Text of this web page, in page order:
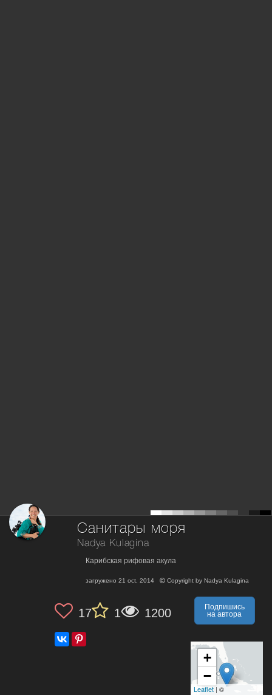
Санитары моря
Nadya Kulagina
Карибская рифовая акула
загружено 21 oct, 2014 Copyright by Nadya Kulagina
17 1 1200
Подпишись
на автора
+
−
Leaflet| ©